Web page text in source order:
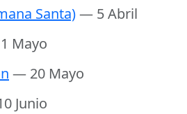
Santa)— 5 Abril
Mayo
— 20 Mayo
Junio